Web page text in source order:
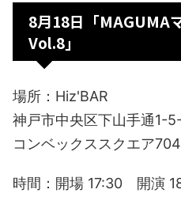
8月18日「MAGUMA
Vol.8」
場所：Hiz'BAR
神戸市中央区下山手通1-
コンベックススクエア704
時間：開場 17:30 開演